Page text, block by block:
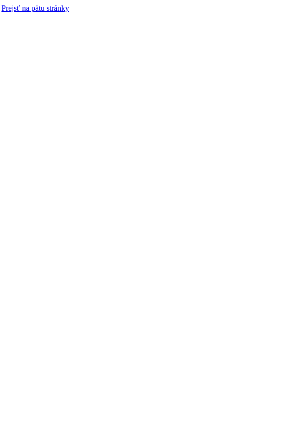
Prejsť na pätu stránky